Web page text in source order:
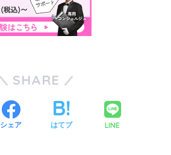
SHARE
シェア はてブ LINE